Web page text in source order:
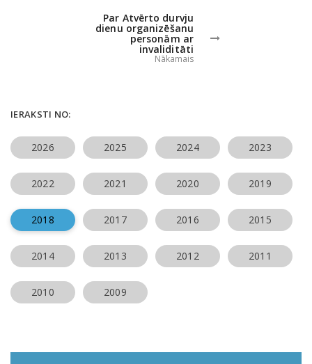
Par Atvērto durvju
dienu organizēšanu
personām ar
invaliditāti
Nākamais
IERAKSTI NO:
2026 2025 2024 2023
2022 2021 2020 2019
2018 2017 2016 2015
2014 2013 2012 2011
2010 2009